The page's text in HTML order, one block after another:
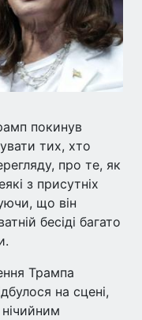
покинув
тих, хто
про те, як
з присутніх
що він
бесіді багато
Трампа
на сцені,